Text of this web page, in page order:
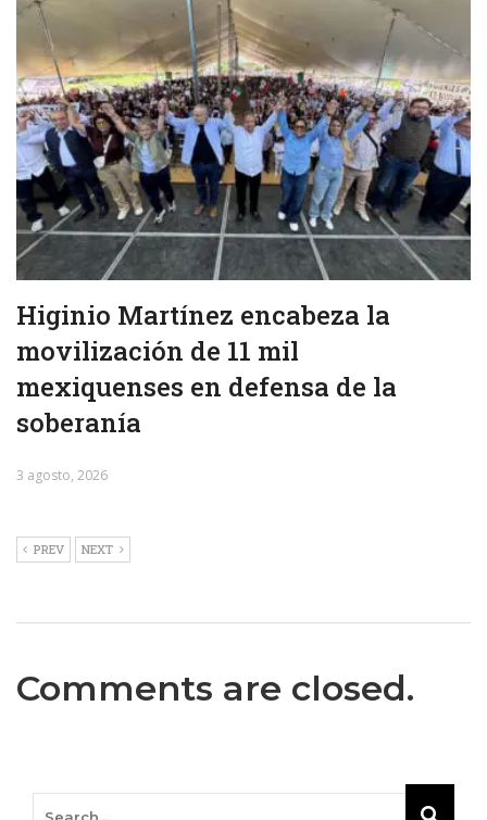
Higinio Martínez encabeza la
movilización de 11 mil
mexiquenses en defensa de la
soberanía
3 agosto, 2026
PREV NEXT
Comments are closed.